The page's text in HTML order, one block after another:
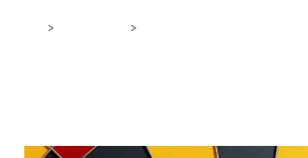
> >